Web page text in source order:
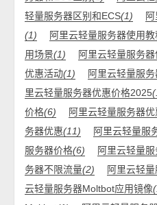
轻量服务器区别和ECS(1)
(1)
阿里云轻量服务器使用教
用场景(1) 阿里云轻量服务
优惠活动(1) 阿里云轻量服
里云轻量服务器优惠价格2025
价格(6) 阿里云轻量服务器
务器优惠(11) 阿里云轻量服
服务器价格(6) 阿里云轻量
务器不限流量(2) 阿里云轻
云轻量服务器Moltbot应用镜像